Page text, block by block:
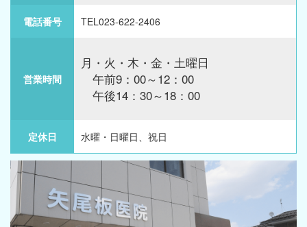
電話番号 TEL023-622-2406
営業時間
月・火・木・金・土曜日
午前9：00～12：00
午後14：30～18：00
定休日 水曜・日曜日、祝日